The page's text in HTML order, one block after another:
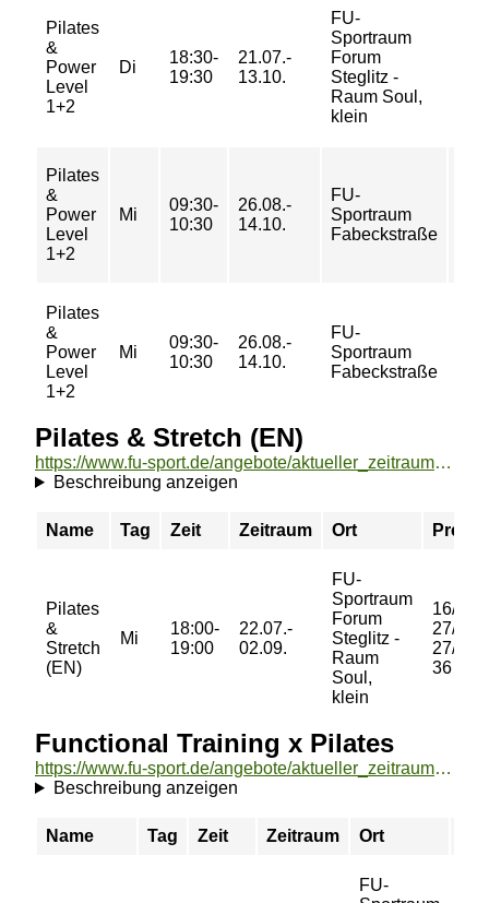
Pilates
&
Power
Level
1+2
Di
18:30-
19:30
21.07.-
13.10.
FU-
Sportraum
Forum
Steglitz -
Raum Soul,
klein
Pilates
&
Power
Level
1+2
Mi
09:30-
10:30
26.08.-
14.10.
FU-
Sportraum
Fabeckstraße
Pilates
&
Power
Level
1+2
Mi
09:30-
10:30
26.08.-
14.10.
FU-
Sportraum
Fabeckstraße
Pilates & Stretch (EN)
https://www.fu-sport.de/angebote/aktueller_zeitraum/_Pilates__und__Stretch__EN_.html
Beschreibung anzeigen
Name Tag Zeit Zeitraum Ort Preis
Pilates
&
Stretch
(EN)
Mi
18:00-
19:00
22.07.-
02.09.
FU-
Sportraum
Forum
Steglitz -
Raum
Soul,
klein
16/
27/
27/
36 €
Functional Training x Pilates
https://www.fu-sport.de/angebote/aktueller_zeitraum/_Functional_Training_x_Pilates.html
Beschreibung anzeigen
Name Tag Zeit Zeitraum Ort
FU-